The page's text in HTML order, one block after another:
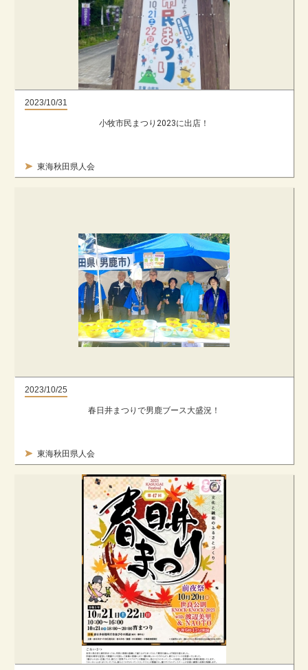
2023/10/31
東海秋田県人会
小牧市民まつり2023に出店！
2023/10/25
東海秋田県人会
春日井まつりで男鹿ブース大盛況！